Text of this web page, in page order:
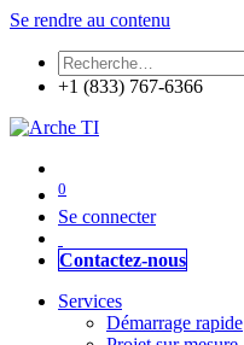
Se rendre au contenu
+1 (833) 767-6366
0
Se connecter
Contactez-nous
Services
Démarrage rapide